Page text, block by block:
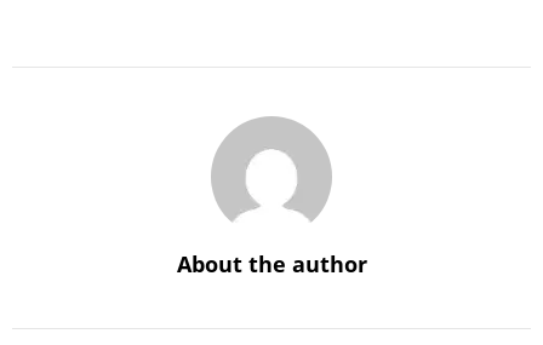
About the author